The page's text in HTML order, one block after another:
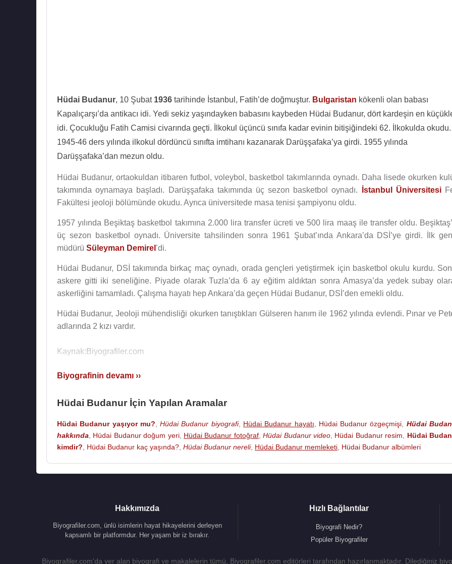
Hüdai Budanur, 10 Şubat 1936 tarihinde İstanbul, Fatih’de doğmuştur. Bulgaristan kökenli olan babası
Kapalıçarşı’da antikacı idi. Yedi sekiz yaşındayken babasını kaybeden Hüdai Budanur, dört kardeşin en
idi. Çocukluğu Fatih Camisi civarında geçti. İlkokul üçüncü sınıfa kadar evinin bitişiğindeki 62. İlkokulda okudu.
1945-46 ders yılında ilkokul dördüncü sınıfta imtihanı kazanarak Darüşşafaka’ya girdi. 1955 yılında
Darüşşafaka’dan mezun oldu.
Hüdai Budanur, ortaokuldan itibaren futbol, voleybol, basketbol takımlarında oynadı. Daha lisede okurken
takımında oynamaya başladı. Darüşşafaka takımında üç sezon basketbol oynadı.
İstanbul Üniversitesi
Fakültesi jeoloji bölümünde okudu. Ayrıca üniversitede masa tenisi şampiyonu oldu.
1957 yılında Beşiktaş basketbol takımına 2.000 lira transfer ücreti ve 500 lira maaş ile transfer oldu.
üç sezon basketbol oynadı. Üniversite tahsilinden sonra 1961 Şubat’ında Ankara’da DSİ’ye girdi. İlk
müdürü Süleyman Demirel ’di.
Hüdai Budanur, DSİ takımında birkaç maç oynadı, orada gençleri yetiştirmek için basketbol okulu kurdu.
askere gitti iki seneliğine. Piyade olarak Tuzla’da 6 ay eğitim aldıktan sonra Amasya’da yedek subay
askerliğini tamamladı. Çalışma hayatı hep Ankara’da geçen Hüdai Budanur, DSİ’den emekli oldu.
Hüdai Budanur, Jeoloji mühendisliği okurken tanıştıkları Gülseren hanım ile 1962 yılında evlendi. Pınar ve
adlarında 2 kızı vardır.
Kaynak:Biyografiler.com
Biyografinin devamı ››
Hüdai Budanur İçin Yapılan Aramalar
Hüdai Budanur yaşıyor mu? ,Hüdai Budanur biyografi, Hüdai Budanur hayatı Hüdai Budanur özgeçmişi
Hüdai
hakkında
Hüdai Budanur doğum yeri, Hüdai Budanur fotoğraf,Hüdai Budanur video Hüdai Budanur resim
Hüdai
kimdir?
Hüdai Budanur kaç yaşında? Hüdai Budanur nereli, Hüdai Budanur memleketi Hüdai Budanur albümleri
Hakkımızda
Biyografiler.com, ünlü isimlerin hayat hikayelerini derleyen
kapsamlı bir platformdur. Her yaşam bir iz bırakır.
Hızlı Bağlantılar
Biyografi Nedir?
Popüler Biyografiler
Biyografiler.com'da yer alan biyografi ve makalelerin tümü, Biyografiler.com editörleri tarafından hazırlanmaktadır. Dilediğiniz